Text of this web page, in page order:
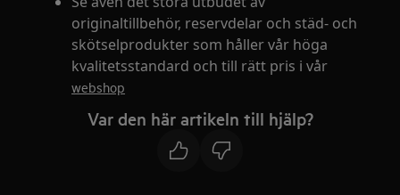
originaltillbehör, reservdelar och städ- och
skötselprodukter som håller vår höga
kvalitetsstandard och till rätt pris i vår
webshop
Var den här artikeln till hjälp?